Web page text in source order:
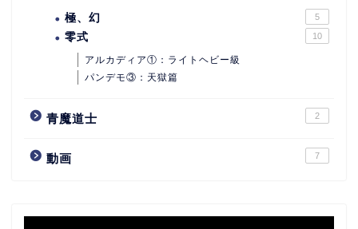
極、幻 5
零式 10
アルカディア①：ライトヘビー級
パンデモ③：天獄篇
青魔道士 2
動画 7